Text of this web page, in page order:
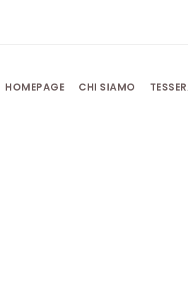
HOMEPAGE CHI SIAMO